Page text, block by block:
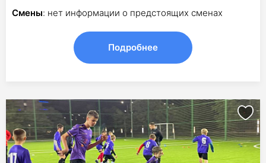
Смены: нет информации о предстоящих сменах
Подробнее